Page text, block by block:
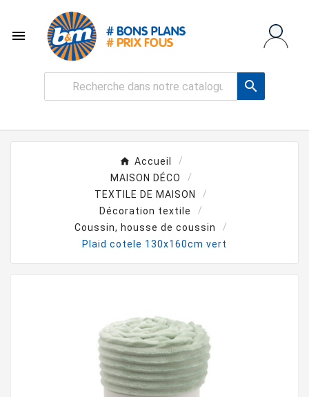


Accueil
MAISON DÉCO
TEXTILE DE MAISON
Décoration textile
Coussin, housse de coussin
Plaid cotele 130x160cm vert